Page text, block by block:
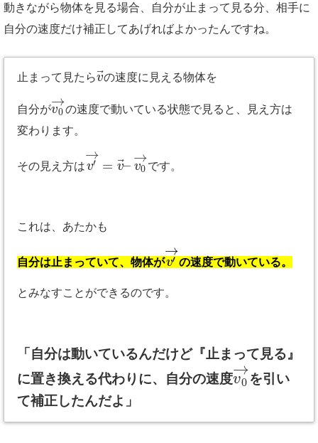
動きながら物体を見る場合、自分が止まって見る分、相手に
自分の速度だけ補正してあげればよかったんですね。
止まって見たらv⃗の速度に見える物体を
自分がv0
→
の速度で動いている状態で見ると、見え方は
変わります。
その見え方はv′
→
= v⃗
– v0
→
です。
これは、あたかも
自分は止まっていて、物体がv′
→
の速度で動いている。
とみなすことができるのです。
「自分は動いているんだけど『止まって見る』
に置き換える代わりに、自分の速度v0
→
を引い
て補正したんだよ」